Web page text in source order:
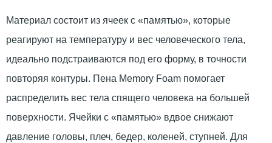
Материал состоит из ячеек с «памятью», которые
реагируют на температуру и вес человеческого тела,
идеально подстраиваются под его форму, в точности
повторяя контуры. Пена Memory Foam помогает
распределить вес тела спящего человека на большей
поверхности. Ячейки с «памятью» вдвое снижают
давление головы, плеч, бедер, коленей, ступней. Для